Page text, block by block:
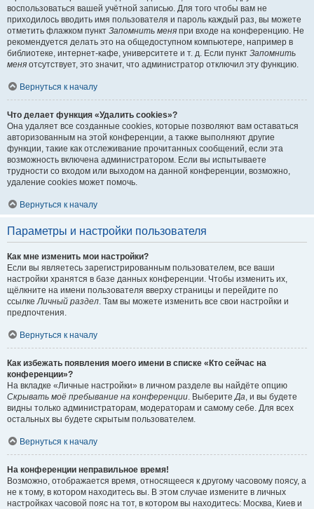
воспользоваться вашей учётной записью. Для того чтобы вам не
приходилось вводить имя пользователя и пароль каждый раз, вы можете
отметить флажком пункт Запомнить меня при входе на конференцию. Не
рекомендуется делать это на общедоступном компьютере, например в
библиотеке, интернет-кафе, университете и т. д. Если пункт Запомнить
меня отсутствует, это значит, что администратор отключил эту функцию.
Вернуться к началу
Что делает функция «Удалить cookies»?
Она удаляет все созданные cookies, которые позволяют вам оставаться
авторизованным на этой конференции, а также выполняют другие
функции, такие как отслеживание прочитанных сообщений, если эта
возможность включена администратором. Если вы испытываете
трудности со входом или выходом на данной конференции, возможно,
удаление cookies может помочь.
Вернуться к началу
Параметры и настройки пользователя
Как мне изменить мои настройки?
Если вы являетесь зарегистрированным пользователем, все ваши
настройки хранятся в базе данных конференции. Чтобы изменить их,
щёлкните на имени пользователя вверху страницы и перейдите по
ссылкеЛичный раздел. Там вы можете изменить все свои настройки и
предпочтения.
Вернуться к началу
Как избежать появления моего имени в списке «Кто сейчас на
конференции»?
На вкладке «Личные настройки» в личном разделе вы найдёте опцию
Скрывать моё пребывание на конференции. ВыберитеДа, и вы будете
видны только администраторам, модераторам и самому себе. Для всех
остальных вы будете скрытым пользователем.
Вернуться к началу
На конференции неправильное время!
Возможно, отображается время, относящееся к другому часовому поясу, а
не к тому, в котором находитесь вы. В этом случае измените в личных
настройках часовой пояс на тот, в котором вы находитесь: Москва, Киев и